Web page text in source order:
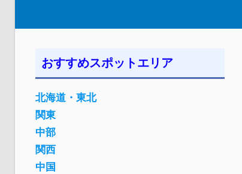
おすすめスポットエリア
北海道・東北
関東
中部
関西
中国